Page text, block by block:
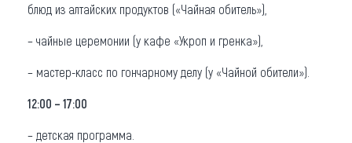
блюд из алтайских продуктов («Чайная обитель»),
– чайные церемонии (у кафе «Укроп и гренка»),
– мастер-класс по гончарному делу (у «Чайной обители»).
12:00 – 17:00
– детская программа.